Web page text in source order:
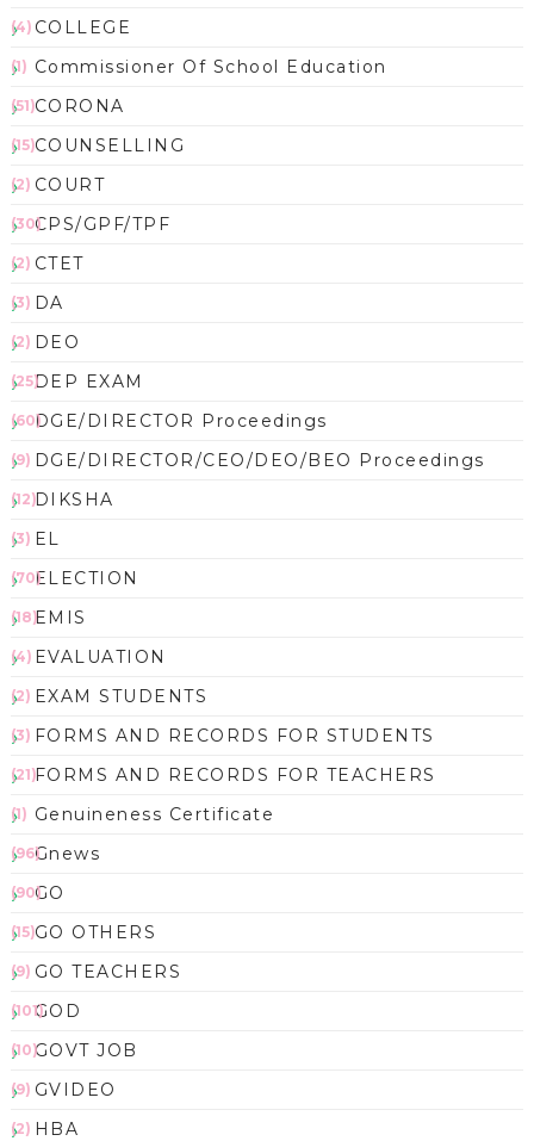
COLLEGE
(4)
Commissioner Of School Education
(1)
CORONA
(51)
COUNSELLING
(15)
COURT
(2)
CPS/GPF/TPF
(30)
CTET
(2)
DA
(3)
DEO
(2)
DEP EXAM
(25)
DGE/DIRECTOR Proceedings
(60)
DGE/DIRECTOR/CEO/DEO/BEO Proceedings
(9)
DIKSHA
(12)
EL
(3)
ELECTION
(70)
EMIS
(18)
EVALUATION
(4)
EXAM STUDENTS
(2)
FORMS AND RECORDS FOR STUDENTS
(3)
FORMS AND RECORDS FOR TEACHERS
(21)
Genuineness Certificate
(1)
Gnews
(96)
GO
(90)
GO OTHERS
(15)
GO TEACHERS
(9)
GOD
(101)
GOVT JOB
(10)
GVIDEO
(9)
HBA
(2)